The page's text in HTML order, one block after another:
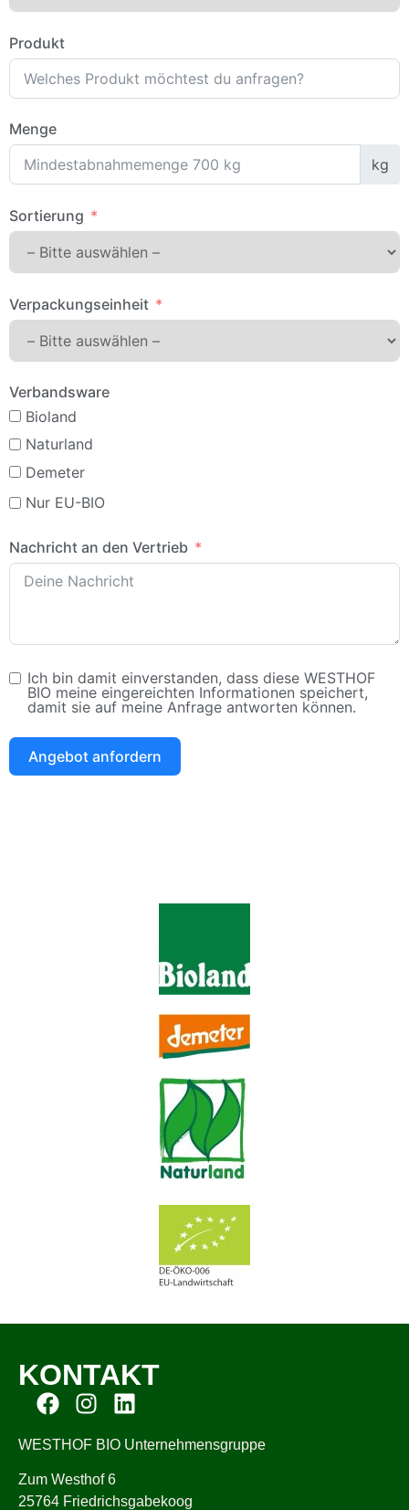
Produkt
Menge
kg
Sortierung
Verpackungseinheit
Verbandsware
Bioland
Naturland
Demeter
Nur EU-BIO
Nachricht an den Vertrieb
Ich bin damit einverstanden, dass diese WESTHOF
BIO meine eingereichten Informationen speichert,
damit sie auf meine Anfrage antworten können.
Angebot anfordern
KONTAKT
WESTHOF BIO Unternehmensgruppe
Zum Westhof 6
25764 Friedrichsgabekoog